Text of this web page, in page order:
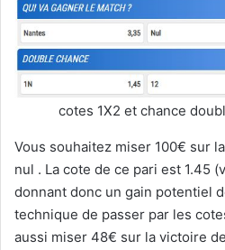
cotes 1X2 et chance
Vous souhaitez miser 100€ sur
nul . La cote de ce pari est 1.45
donnant donc un gain potentiel
technique de passer par les
aussi miser 48€ sur la victoire